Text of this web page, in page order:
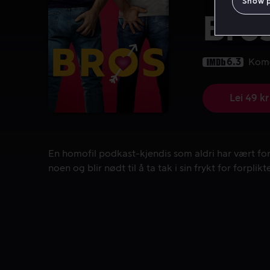
6.3
Lei 49 kr
En homofil podkast-kjendis som aldri har vært
En homofil podkast-kjendis som aldri har vært
noen og blir nødt til å ta tak i sin frykt for